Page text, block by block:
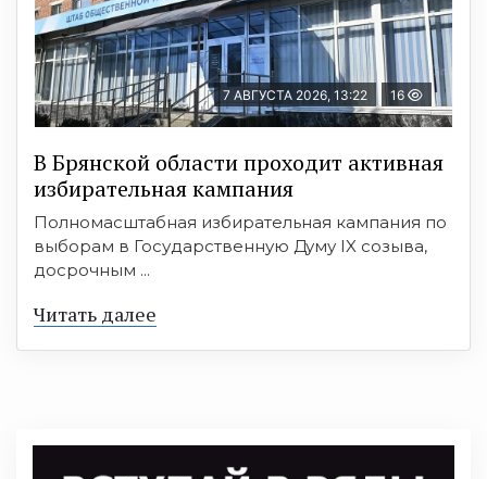
7 АВГУСТА 2026, 13:22 16
В Брянской области проходит активная
избирательная кампания
Полномасштабная избирательная кампания по
выборам в Государственную Думу IX созыва,
досрочным ...
Читать далее